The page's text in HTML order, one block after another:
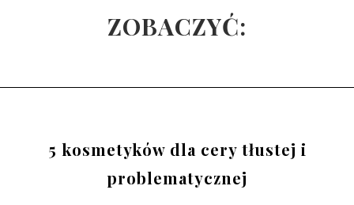
ZOBACZYĆ:
5 kosmetyków dla cery tłustej i
problematycznej